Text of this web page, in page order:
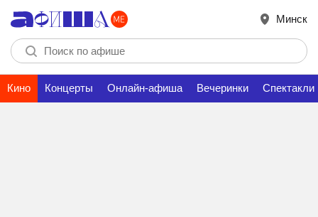
Минск
Кино Концерты Онлайн-афиша Вечеринки Спектакли